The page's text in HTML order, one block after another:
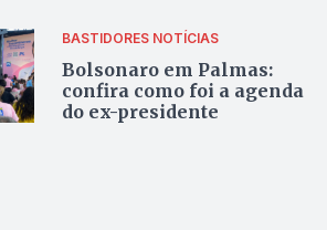
BASTIDORES NOTÍCIAS
Bolsonaro em Palmas:
confira como foi a agenda
do ex-presidente